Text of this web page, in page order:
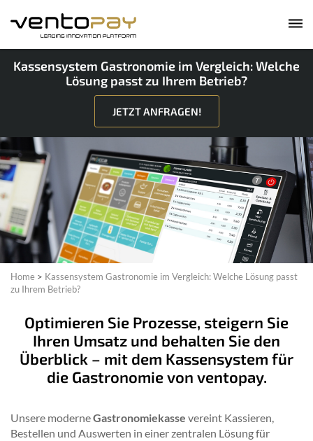
Kassensystem Gastronomie im Vergleich: Welche
Lösung passt zu Ihrem Betrieb?
JETZT ANFRAGEN!
Home > Kassensystem Gastronomie im Vergleich: Welche Lösung passt
zu Ihrem Betrieb?
Optimieren Sie Prozesse, steigern Sie
Ihren Umsatz und behalten Sie den
Überblick – mit dem Kassensystem für
die Gastronomie von ventopay.
Unsere moderneGastronomiekasse vereint Kassieren,
Bestellen und Auswerten in einer zentralen Lösung für